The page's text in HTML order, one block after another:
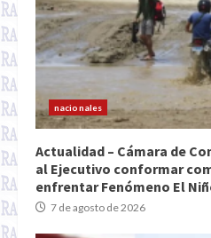
nacionales
Actualidad – Cámara de
al Ejecutivo conformar
enfrentar Fenómeno El
7 de agosto de 2026